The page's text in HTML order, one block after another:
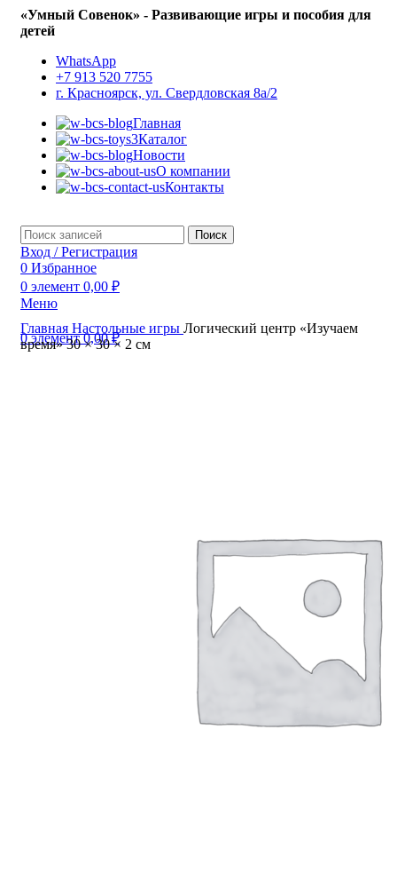
«Умный Совенок» - Развивающие игры и пособия для
детей
WhatsApp
+7 913 520 7755
г. Красноярск, ул. Свердловская 8а/2
Главная
Каталог
Новости
О компании
Контакты
Поиск
Вход / Регистрация
0 Избранное
0 элемент 0,00 ₽
Меню
0элемент 0,00₽
Главная Настольные игры Логический центр «Изучаем
время» 30 × 30 × 2 см